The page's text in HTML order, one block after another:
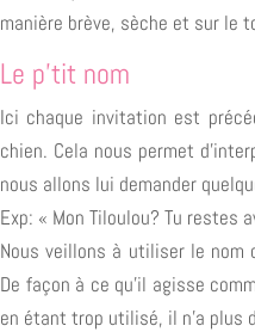
manière brève, sèche et sur le
Le p’tit nom
Ici chaque invitation est
chien. Cela nous permet
nous allons lui demander
Exp: « Mon Tiloulou? Tu restes
Nous veillons à utiliser le nom
De façon à ce qu’il agisse
en étant trop utilisé, il n’a plus